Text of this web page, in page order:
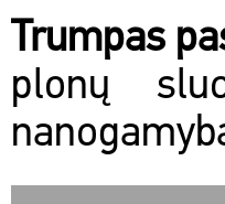
Trumpas
plonų